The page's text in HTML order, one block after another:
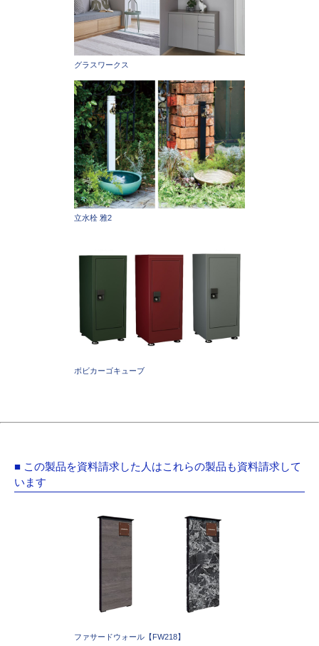
グラスワークス
立水栓 雅2
ボビカーゴキューブ
■ この製品を資料請求した人はこれらの製品も資料請求して
います
ファサードウォール【FW218】